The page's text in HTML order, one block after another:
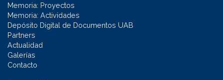
Memoria: Proyectos
Memoria: Actividades
Depósito Digital de Documentos UAB
Partners
Actualidad
Galerías
Contacto